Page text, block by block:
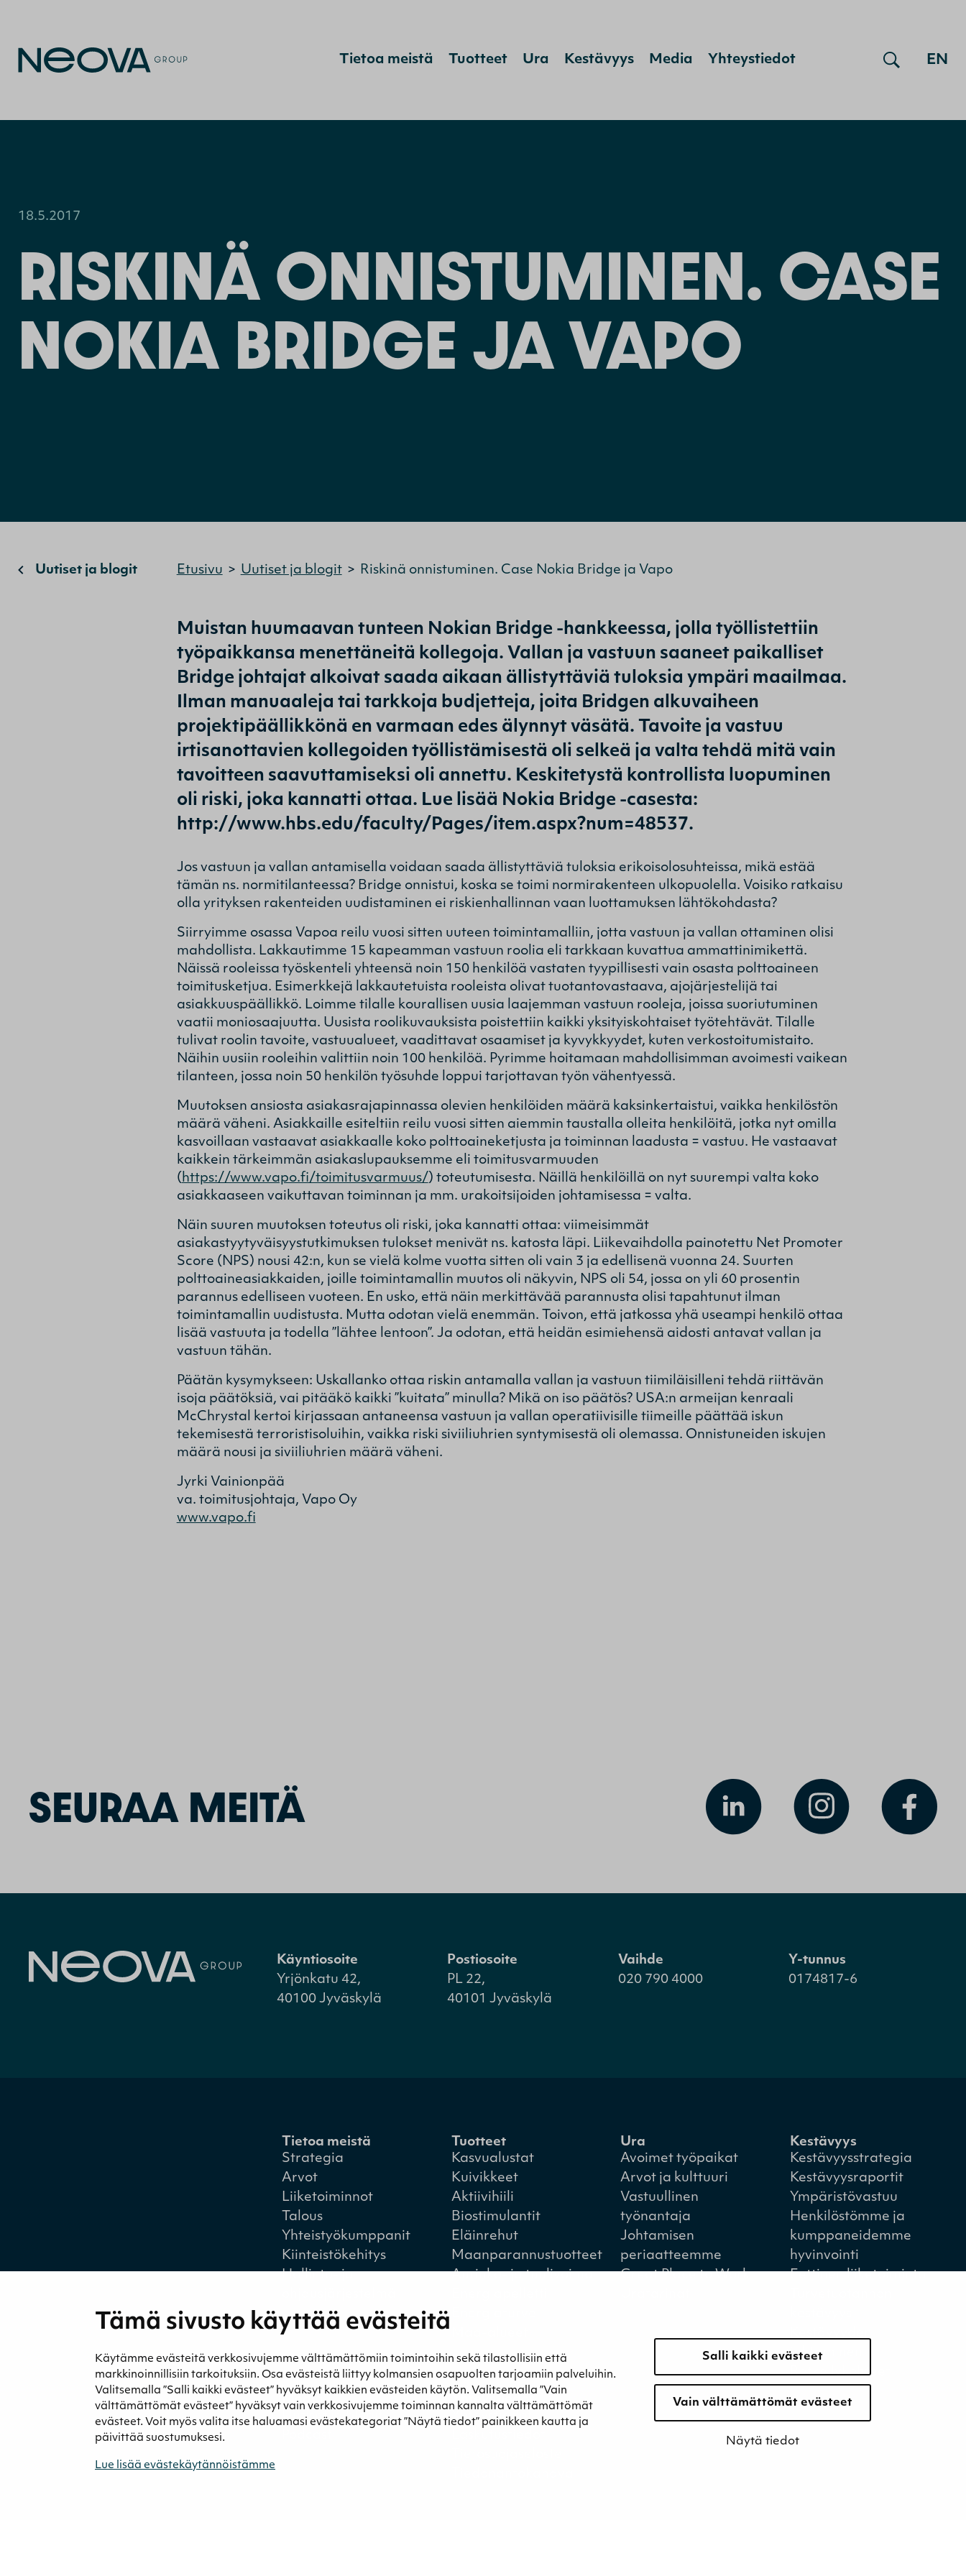
Tämä sivusto käyttää evästeitä
Käytämme evästeitä verkkosivujemme välttämättömiin toimintoihin sekä tilastollisiin että
markkinoinnillisiin tarkoituksiin. Osa evästeistä liittyy kolmansien osapuolten tarjoamiin palveluihin.
Valitsemalla ”Salli kaikki evästeet” hyväksyt kaikkien evästeiden käytön. Valitsemalla ”Vain
välttämättömät evästeet” hyväksyt vain verkkosivujemme toiminnan kannalta välttämättömät
evästeet. Voit myös valita itse haluamasi evästekategoriat ”Näytä tiedot” painikkeen kautta ja
päivittää suostumuksesi.
Lue lisää evästekäytännöistämme
Salli kaikki evästeet
Vain välttämättömät evästeet
Näytä tiedot
Tietoa meistä Tuotteet Ura Kestävyys Media Yhteystiedot EN
18.5.2017
RISKINÄ ONNISTUMINEN. CASE
NOKIA BRIDGE JA VAPO
Uutiset ja blogit Etusivu > Uutiset ja blogit > Riskinä onnistuminen. Case Nokia Bridge ja Vapo
Muistan huumaavan tunteen Nokian Bridge -hankkeessa, jolla työllistettiin
työpaikkansa menettäneitä kollegoja. Vallan ja vastuun saaneet paikalliset
Bridge johtajat alkoivat saada aikaan ällistyttäviä tuloksia ympäri maailmaa.
Ilman manuaaleja tai tarkkoja budjetteja, joita Bridgen alkuvaiheen
projektipäällikkönä en varmaan edes älynnyt väsätä. Tavoite ja vastuu
irtisanottavien kollegoiden työllistämisestä oli selkeä ja valta tehdä mitä vain
tavoitteen saavuttamiseksi oli annettu. Keskitetystä kontrollista luopuminen
oli riski, joka kannatti ottaa. Lue lisää Nokia Bridge -casesta:
http://www.hbs.edu/faculty/Pages/item.aspx?num=48537.
Jos vastuun ja vallan antamisella voidaan saada ällistyttäviä tuloksia erikoisolosuhteissa, mikä estää
tämän ns. normitilanteessa? Bridge onnistui, koska se toimi normirakenteen ulkopuolella. Voisiko ratkaisu
olla yrityksen rakenteiden uudistaminen ei riskienhallinnan vaan luottamuksen lähtökohdasta?
Siirryimme osassa Vapoa reilu vuosi sitten uuteen toimintamalliin, jotta vastuun ja vallan ottaminen olisi
mahdollista. Lakkautimme 15 kapeamman vastuun roolia eli tarkkaan kuvattua ammattinimikettä.
Näissä rooleissa työskenteli yhteensä noin 150 henkilöä vastaten tyypillisesti vain osasta polttoaineen
toimitusketjua. Esimerkkejä lakkautetuista rooleista olivat tuotantovastaava, ajojärjestelijä tai
asiakkuuspäällikkö. Loimme tilalle kourallisen uusia laajemman vastuun rooleja, joissa suoriutuminen
vaatii moniosaajuutta. Uusista roolikuvauksista poistettiin kaikki yksityiskohtaiset työtehtävät. Tilalle
tulivat roolin tavoite, vastuualueet, vaadittavat osaamiset ja kyvykkyydet, kuten verkostoitumistaito.
Näihin uusiin rooleihin valittiin noin 100 henkilöä. Pyrimme hoitamaan mahdollisimman avoimesti vaikean
tilanteen, jossa noin 50 henkilön työsuhde loppui tarjottavan työn vähentyessä.
Muutoksen ansiosta asiakasrajapinnassa olevien henkilöiden määrä kaksinkertaistui, vaikka henkilöstön
määrä väheni. Asiakkaille esiteltiin reilu vuosi sitten aiemmin taustalla olleita henkilöitä, jotka nyt omilla
kasvoillaan vastaavat asiakkaalle koko polttoaineketjusta ja toiminnan laadusta = vastuu. He vastaavat
kaikkein tärkeimmän asiakaslupauksemme eli toimitusvarmuuden
( https://www.vapo.fi/toimitusvarmuus/) toteutumisesta. Näillä henkilöillä on nyt suurempi valta koko
asiakkaaseen vaikuttavan toiminnan ja mm. urakoitsijoiden johtamisessa = valta.
Näin suuren muutoksen toteutus oli riski, joka kannatti ottaa: viimeisimmät
asiakastyytyväisyystutkimuksen tulokset menivät ns. katosta läpi. Liikevaihdolla painotettu Net Promoter
Score (NPS) nousi 42:n, kun se vielä kolme vuotta sitten oli vain 3 ja edellisenä vuonna 24. Suurten
polttoaineasiakkaiden, joille toimintamallin muutos oli näkyvin, NPS oli 54, jossa on yli 60 prosentin
parannus edelliseen vuoteen. En usko, että näin merkittävää parannusta olisi tapahtunut ilman
toimintamallin uudistusta. Mutta odotan vielä enemmän. Toivon, että jatkossa yhä useampi henkilö ottaa
lisää vastuuta ja todella ”lähtee lentoon”. Ja odotan, että heidän esimiehensä aidosti antavat vallan ja
vastuun tähän.
Päätän kysymykseen: Uskallanko ottaa riskin antamalla vallan ja vastuun tiimiläisilleni tehdä riittävän
isoja päätöksiä, vai pitääkö kaikki ”kuitata” minulla? Mikä on iso päätös? USA:n armeijan kenraali
McChrystal kertoi kirjassaan antaneensa vastuun ja vallan operatiivisille tiimeille päättää iskun
tekemisestä terroristisoluihin, vaikka riski siviiliuhrien syntymisestä oli olemassa. Onnistuneiden iskujen
määrä nousi ja siviiliuhrien määrä väheni.
Jyrki Vainionpää
va. toimitusjohtaja, Vapo Oy
www.vapo.fi
SEURAA MEITÄ
Käyntiosoite
Yrjönkatu 42,
40100 Jyväskylä
Postiosoite
PL 22,
40101 Jyväskylä
Vaihde
020 790 4000
Y-tunnus
0174817-6
Tietoa meistä
Strategia
Arvot
Liiketoiminnot
Talous
Yhteistyökumppanit
Kiinteistökehitys
Hallinto- ja
Tuotteet
Kasvualustat
Kuivikkeet
Aktiivihiili
Biostimulantit
Eläinrehut
Maanparannustuotteet
Aurinko- ja tuulivoima
Ura
Avoimet työpaikat
Arvot ja kulttuuri
Vastuullinen
työnantaja
Johtamisen
periaatteemme
Great Place to Work
Kestävyys
Kestävyysstrategia
Kestävyysraportit
Ympäristövastuu
Henkilöstömme ja
kumppaneidemme
hyvinvointi
Eettinen liiketoiminta
johtaminen
Retkeilykohteet
Media
Uutiset ja blogit
Yhteystiedot
Yhteystiedot